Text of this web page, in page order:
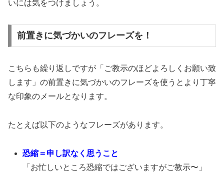
いには気をつけましょう。
前置きに気づかいのフレーズを！
こちらも繰り返しですが「ご教示のほどよろしくお願い致
します」の前置きに気づかいのフレーズを使うとより丁寧
な印象のメールとなります。
たとえば以下のようなフレーズがあります。
恐縮＝申し訳なく思うこと
「お忙しいところ恐縮ではございますがご教示〜」